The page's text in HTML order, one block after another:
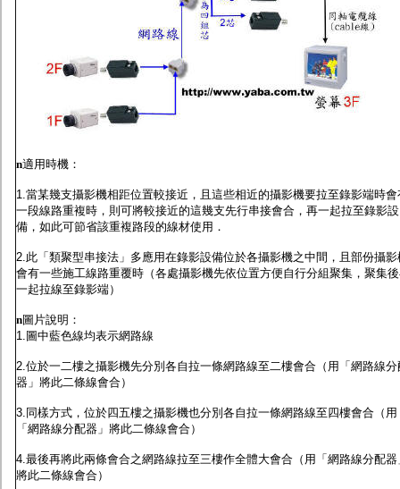
n適用時機：
1.當某幾支攝影機相距位置較接近，且這些相近的攝影機要拉至錄影端時會
一段線路重複時，則可將較接近的這幾支先行串接會合，再一起拉至錄影設
備，如此可節省該重複路段的線材使用．
2.此「類聚型串接法」多應用在錄影設備位於各攝影機之中間，且部份攝影
會有一些施工線路重覆時（各處攝影機先依位置方便自行分組聚集，聚集
一起拉線至錄影端）
n圖片說明：
1.圖中藍色線均表示網路線
2.位於一二樓之攝影機先分別各自拉一條網路線至二樓會合（用「網路線分
器」將此二條線會合）
3.同樣方式，位於四五樓之攝影機也分別各自拉一條網路線至四樓會合（用
「網路線分配器」將此二條線會合）
4.最後再將此兩條會合之網路線拉至三樓作全體大會合（用「網路線分配器
將此二條線會合）